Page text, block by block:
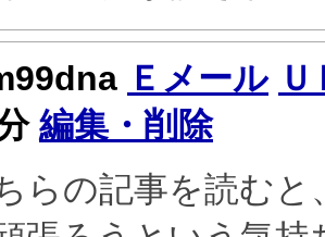
Ｅメール
編集・削除
らの記事を読む